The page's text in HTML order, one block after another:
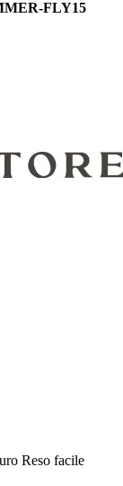
FLY15
Reso facile